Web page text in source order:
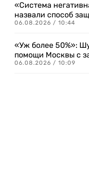
«Система
назвали способ
06.08.2026 / 10:44
«Уж более 50%»:
помощи Москвы с
06.08.2026 / 10:09